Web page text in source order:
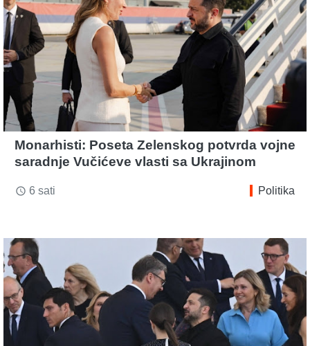
Monarhisti: Poseta Zelenskog potvrda vojne
saradnje Vučićeve vlasti sa Ukrajinom
access_time 6 sati Politika